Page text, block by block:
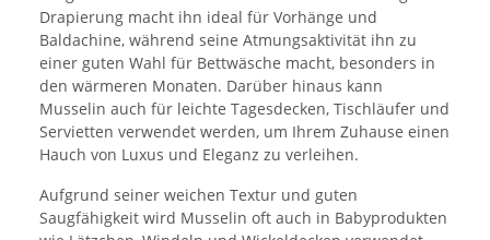
Drapierung macht ihn ideal für Vorhänge und
Baldachine, während seine Atmungsaktivität ihn zu
einer guten Wahl für Bettwäsche macht, besonders in
den wärmeren Monaten. Darüber hinaus kann
Musselin auch für leichte Tagesdecken, Tischläufer und
Servietten verwendet werden, um Ihrem Zuhause einen
Hauch von Luxus und Eleganz zu verleihen.
Aufgrund seiner weichen Textur und guten
Saugfähigkeit wird Musselin oft auch in Babyprodukten